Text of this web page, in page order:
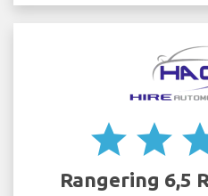
star star
Rangering 6,5